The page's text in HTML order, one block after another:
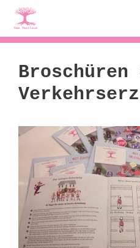
Zum
Inhalt
springen
Broschüren